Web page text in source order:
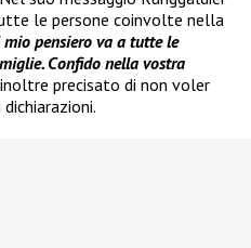
le persone coinvolte nella
pensiero va a tutte le
Confido nella vostra
precisato di non voler